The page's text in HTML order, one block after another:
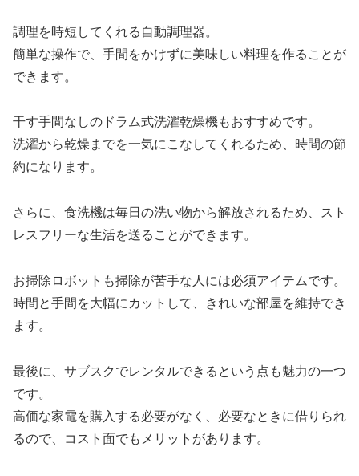
調理を時短してくれる自動調理器。
簡単な操作で、手間をかけずに美味しい料理を作ることが
できます。
干す手間なしのドラム式洗濯乾燥機もおすすめです。
洗濯から乾燥までを一気にこなしてくれるため、時間の節
約になります。
さらに、食洗機は毎日の洗い物から解放されるため、スト
レスフリーな生活を送ることができます。
お掃除ロボットも掃除が苦手な人には必須アイテムです。
時間と手間を大幅にカットして、きれいな部屋を維持でき
ます。
最後に、サブスクでレンタルできるという点も魅力の一つ
です。
高価な家電を購入する必要がなく、必要なときに借りられ
るので、コスト面でもメリットがあります。